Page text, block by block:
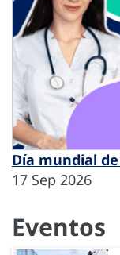
Día mundial
17 Sep 2026
Eventos